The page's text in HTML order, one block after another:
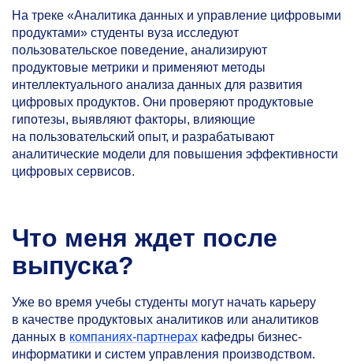
На треке «Аналитика данных и управление цифровыми
продуктами» студенты вуза исследуют
пользовательское поведение, анализируют
продуктовые метрики и применяют методы
интеллектуального анализа данных для развития
цифровых продуктов. Они проверяют продуктовые
гипотезы, выявляют факторы, влияющие
на пользовательский опыт, и разрабатывают
аналитические модели для повышения эффективности
цифровых сервисов.
Что меня ждет после
выпуска?
Уже во время учебы студенты могут начать карьеру
в качестве продуктовых аналитиков или аналитиков
данных в компаниях-партнерах кафедры бизнес-
информатики и систем управления производством.